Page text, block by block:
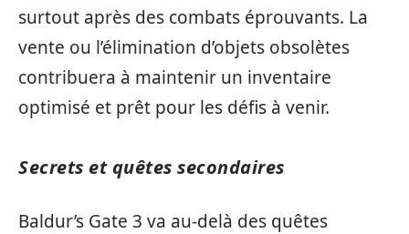
surtout après des combats éprouvants. La
vente ou l’élimination d’objets obsolètes
contribuera à maintenir un inventaire
optimisé et prêt pour les défis à venir.
Secrets et quêtes secondaires
Baldur’s Gate 3 va au-delà des quêtes